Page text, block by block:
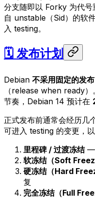
分支随即以 Forky 为代
自 unstable（Sid）的软
入 testing。
🗓️ 发布计划
Debian 不采用固定的发
（release when ready
节奏，Debian 14 预计在
正式发布前通常会经历几
可进入 testing 的变更，
里程碑 / 过渡冻结—
软冻结（Soft
硬冻结（Hard
复
完全冻结（Full